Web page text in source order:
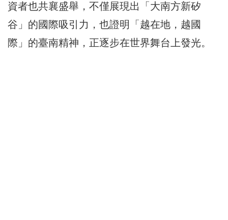
資者也共襄盛舉，不僅展現出「大南方新矽
谷」的國際吸引力，也證明「越在地，越國
際」的臺南精神，正逐步在世界舞台上發光。